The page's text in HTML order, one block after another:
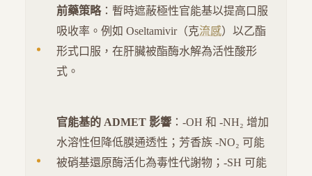
前藥策略：暫時遮蔽極性官能基以提高口服
吸收率。例如 Oseltamivir（克流感）以乙酯
形式口服，在肝臟被酯酶水解為活性酸形
式。
官能基的 ADMET 影響 ：-OH 和 -NH₂ 增加
水溶性但降低膜通透性；芳香族 -NO₂ 可能
被硝基還原酶活化為毒性代謝物；-SH 可能